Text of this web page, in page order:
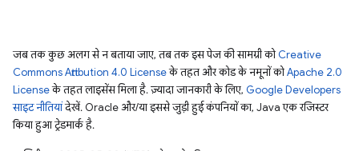
जब तक कुछ अलग से न बताया जाए, तब तक इस पेज की सामग्री कोCreative
Commons Attribution 4.0 Licenseके तहत और कोड के नमूनों कोApache 2.0
Licenseके तहत लाइसेंस मिला है. ज़्यादा जानकारी के लिए, Google Developers
साइट नीतियांदेखें. Oracle और/या इससे जुड़ी हुई कंपनियों का, Java एक रजिस्टर
किया हुआ ट्रेडमार्क है.